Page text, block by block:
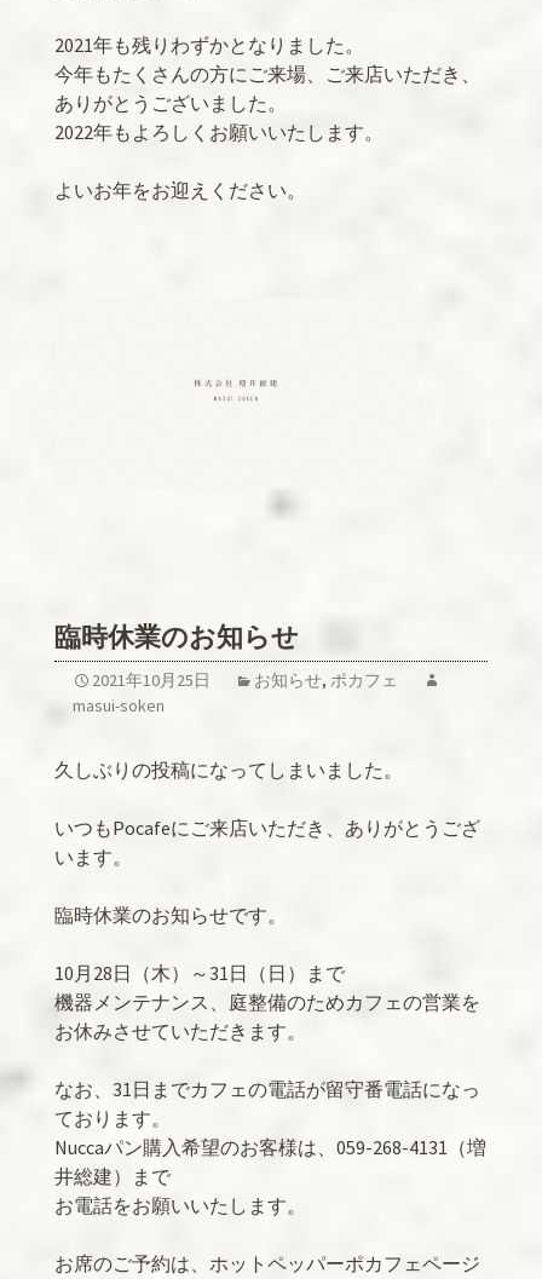
2021年も残りわずかとなりました。
今年もたくさんの方にご来場、ご来店いただき、
ありがとうございました。
2022年もよろしくお願いいたします。
よいお年をお迎えください。
臨時休業のお知らせ
2021年10月25日 お知らせ, ポカフェ
masui-soken
久しぶりの投稿になってしまいました。
いつもPocafeにご来店いただき、ありがとうござ
います。
臨時休業のお知らせです。
10月28日（木）～31日（日）まで
機器メンテナンス、庭整備のためカフェの営業を
お休みさせていただきます。
なお、31日までカフェの電話が留守番電話になっ
ております。
Nuccaパン購入希望のお客様は、059-268-4131（増
井総建）まで
お電話をお願いいたします。
お席のご予約は、ホットペッパーポカフェページ